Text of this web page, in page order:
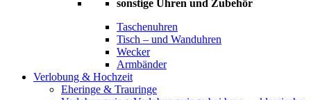
sonstige Uhren und Zubehör
Taschenuhren
Tisch – und Wanduhren
Wecker
Armbänder
Verlobung & Hochzeit
Eheringe & Trauringe